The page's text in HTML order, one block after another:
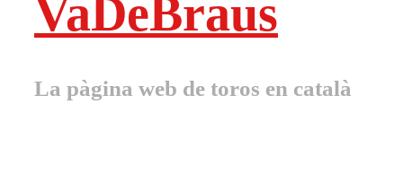
VaDeBraus
La pàgina web de toros en català